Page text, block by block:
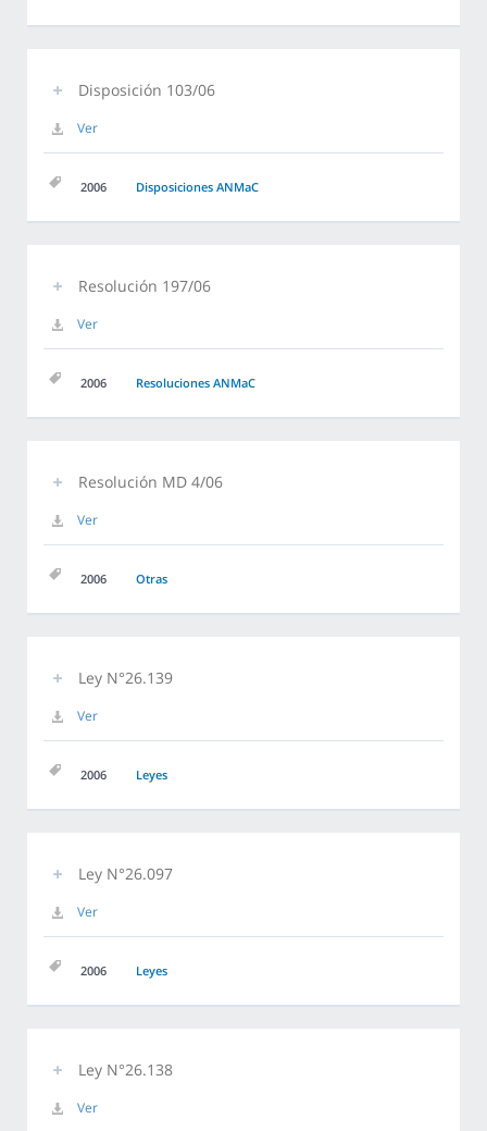
Disposición 103/06
Ver
2006 Disposiciones ANMaC
Resolución 197/06
Ver
2006 Resoluciones ANMaC
Resolución MD 4/06
Ver
2006 Otras
Ley N°26.139
Ver
2006 Leyes
Ley N°26.097
Ver
2006 Leyes
Ley N°26.138
Ver